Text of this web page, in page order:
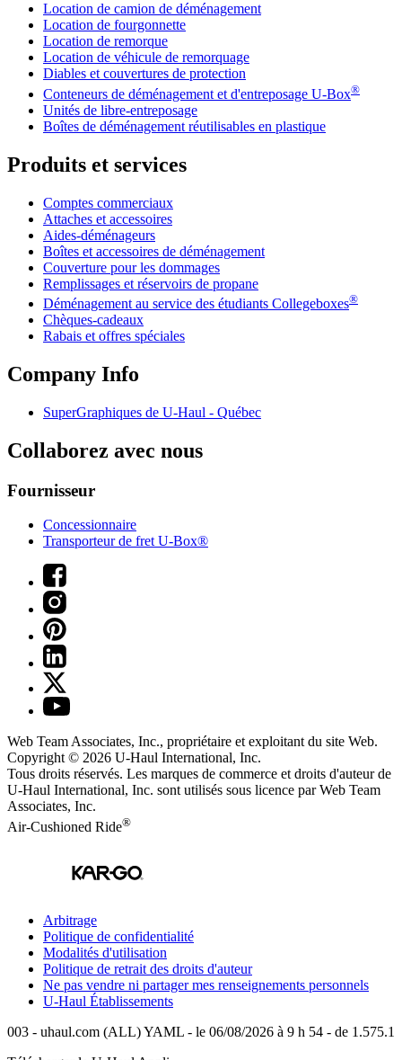
Location de camion de déménagement
Location de fourgonnette
Location de remorque
Location de véhicule de remorquage
Diables et couvertures de protection
Conteneurs de déménagement et d'entreposage U-Box®
Unités de libre-entreposage
Boîtes de déménagement réutilisables en plastique
Produits et services
Comptes commerciaux
Attaches et accessoires
Aides-déménageurs
Boîtes et accessoires de déménagement
Couverture pour les dommages
Remplissages et réservoirs de propane
Déménagement au service des étudiants Collegeboxes®
Chèques-cadeaux
Rabais et offres spéciales
Company Info
SuperGraphiques de U-Haul - Québec
Collaborez avec nous
Fournisseur
Concessionnaire
Transporteur de fret U-Box®
Web Team Associates, Inc., propriétaire et exploitant du site Web.
Copyright © 2026 U-Haul International, Inc.
Tous droits réservés. Les marques de commerce et droits d'auteur de
U-Haul International, Inc. sont utilisés sous licence par Web Team
Associates, Inc.
Air-Cushioned Ride®
Arbitrage
Politique de confidentialité
Modalités d'utilisation
Politique de retrait des droits d'auteur
Ne pas vendre ni partager mes renseignements personnels
U-Haul Établissements
003 - uhaul.com (ALL) YAML - le 06/08/2026 à 9 h 54 - de 1.575.1